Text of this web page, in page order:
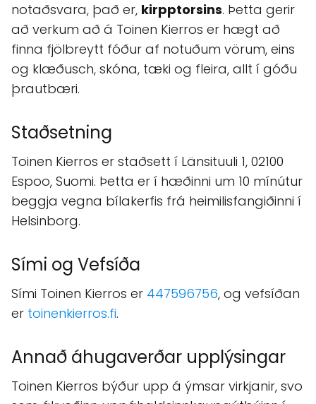
notaðsvara, það er, kirpptorsins. Þetta gerir
að verkum að á Toinen Kierros er hægt að
finna fjölbreytt fóður af notuðum vörum, eins
og klæðusch, skóna, tæki og fleira, allt í góðu
þrautbæri.
Staðsetning
Toinen Kierros er staðsett í Länsituuli 1, 02100
Espoo, Suomi. Þetta er í hæðinni um 10 mínútur
beggja vegna bílakerfis frá heimilisfangiðinni í
Helsinborg.
Sími og Vefsíða
Sími Toinen Kierros er 447596756, og vefsíðan
er toinenkierros.fi.
Annað áhugaverðar upplýsingar
Toinen Kierros býður upp á ýmsar virkjanir, svo